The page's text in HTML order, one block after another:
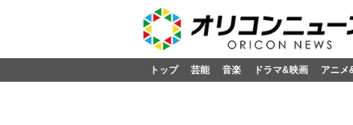
トップ 芸能 音楽 ドラマ&映画 アニメ